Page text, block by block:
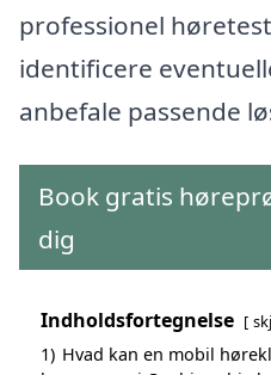
professionel
identificere
anbefale passende
Book gratis
dig
Indholdsfortegnelse
1) Hvad kan en mobil